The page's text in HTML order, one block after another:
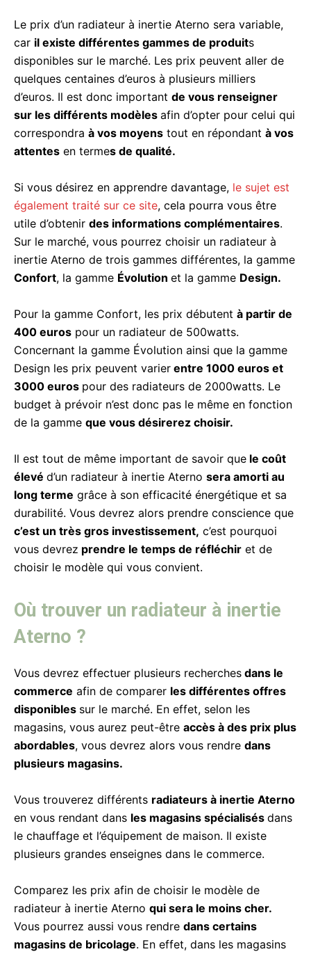
Le prix d’un radiateur à inertie Aterno sera variable,
car il existe différentes gammes de produits
disponibles sur le marché. Les prix peuvent aller de
quelques centaines d’euros à plusieurs milliers
d’euros. Il est donc important de vous renseigner
sur les différents modèles afin d’opter pour celui qui
correspondra à vos moyens tout en répondant à vos
attentes en termes de qualité.
Si vous désirez en apprendre davantage, le sujet est
également traité sur ce site, cela pourra vous être
utile d’obtenir des informations complémentaires.
Sur le marché, vous pourrez choisir un radiateur à
inertie Aterno de trois gammes différentes, la gamme
Confort, la gamme Évolution et la gamme Design.
Pour la gamme Confort, les prix débutent à partir de
400 euros pour un radiateur de 500watts.
Concernant la gamme Évolution ainsi que la gamme
Design les prix peuvent varier entre 1000 euros et
3000 euros pour des radiateurs de 2000watts. Le
budget à prévoir n’est donc pas le même en fonction
de la gamme que vous désirerez choisir.
Il est tout de même important de savoir que le coût
élevé d’un radiateur à inertie Aterno sera amorti au
long terme grâce à son efficacité énergétique et sa
durabilité. Vous devrez alors prendre conscience que
c’est un très gros investissement, c’est pourquoi
vous devrez prendre le temps de réfléchir et de
choisir le modèle qui vous convient.
Où trouver un radiateur à inertie
Aterno ?
Vous devrez effectuer plusieurs recherches dans le
commerce afin de comparer les différentes offres
disponibles sur le marché. En effet, selon les
magasins, vous aurez peut-être accès à des prix plus
abordables, vous devrez alors vous rendre dans
plusieurs magasins.
Vous trouverez différents radiateurs à inertie Aterno
en vous rendant dans les magasins spécialisés dans
le chauffage et l’équipement de maison. Il existe
plusieurs grandes enseignes dans le commerce.
Comparez les prix afin de choisir le modèle de
radiateur à inertie Aterno qui sera le moins cher.
Vous pourrez aussi vous rendre dans certains
magasins de bricolage. En effet, dans les magasins